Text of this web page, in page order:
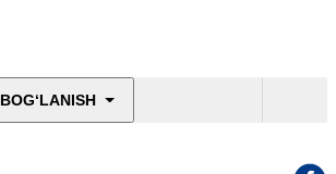
BOG‘LANISH